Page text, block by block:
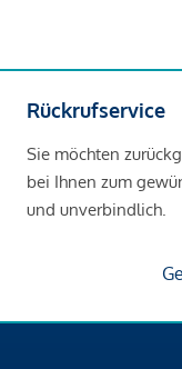
Rückrufservice
Sie möchten
bei Ihnen zum
und unverbindlich.